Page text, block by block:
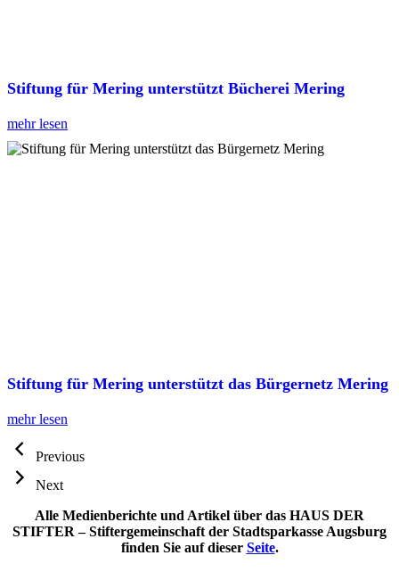
Stiftung für Mering unterstützt Bücherei Mering
mehr lesen
Stiftung für Mering unterstützt das Bürgernetz Mering
mehr lesen
Previous
Next
Alle Medienberichte und Artikel über das HAUS DER
STIFTER – Stiftergemeinschaft der Stadtsparkasse Augsburg
finden Sie auf dieser Seite.